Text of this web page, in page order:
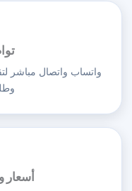
واتساب واتصال مباشر
أسعار